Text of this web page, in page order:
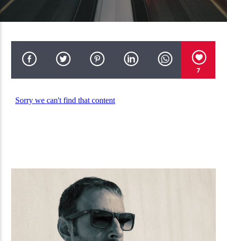
CROSSROADS ( CCCP CREW MIX 55
TF6 Radio
7